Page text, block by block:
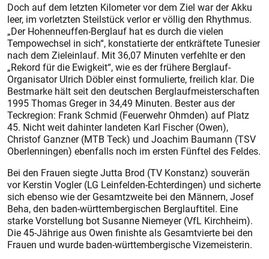
Doch auf dem letzten Kilometer vor dem Ziel war der Akku
leer, im vorletzten Steilstück verlor er völlig den Rhythmus.
„Der Hohenneuffen-Berglauf hat es durch die vielen
Tempowechsel in sich“, konstatierte der entkräftete Tunesier
nach dem Zieleinlauf. Mit 36,07 Minuten verfehlte er den
„Rekord für die Ewigkeit“, wie es der frühere Berglauf-
Organisator Ulrich Döbler einst formulierte, freilich klar. Die
Bestmarke hält seit den deutschen Berglaufmeisterschaften
1995 Thomas Greger in 34,49 Minuten. Bester aus der
Teckregion: Frank Schmid (Feuerwehr Ohmden) auf Platz
45. Nicht weit dahinter landeten Karl Fischer (Owen),
Christof Ganzner (MTB Teck) und Joachim Baumann (TSV
Oberlenningen) ebenfalls noch im ersten Fünftel des Feldes.
Bei den Frauen siegte Jutta Brod (TV Konstanz) souverän
vor Kerstin Vogler (LG Leinfelden-Echterdingen) und sicherte
sich ebenso wie der Gesamtzweite bei den Männern, Josef
Beha, den baden-württembergischen Berglauftitel. Eine
starke Vorstellung bot Susanne Niemeyer (VfL Kirchheim).
Die 45-Jährige aus Owen finishte als Gesamtvierte bei den
Frauen und wurde baden-württembergische Vizemeisterin.